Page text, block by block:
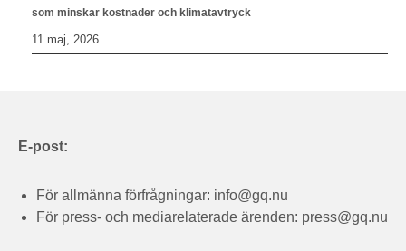
som minskar kostnader och klimatavtryck
11 maj, 2026
E-post:
För allmänna förfrågningar: info@gq.nu
För press- och mediarelaterade ärenden: press@gq.nu